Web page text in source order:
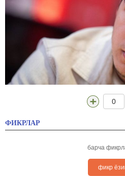
0
ФИКРЛАР
барча
фикр